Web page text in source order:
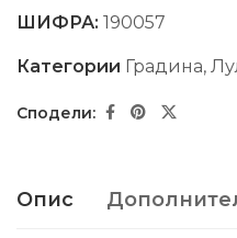
ШИФРА: 190057
Категории Градина,
Опис